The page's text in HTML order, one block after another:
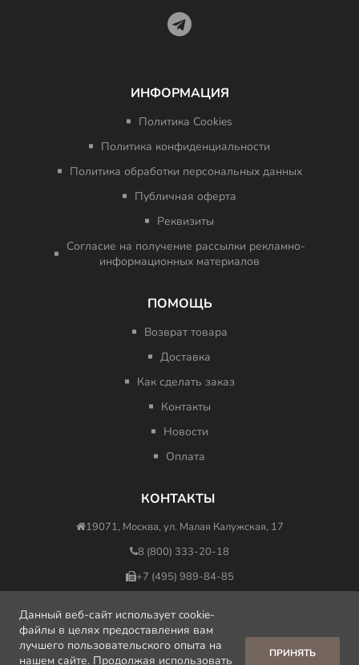
ИНФОРМАЦИЯ
Политика Cookies
Политика конфиденциальности
Политика обработки персональных данных
Публичная оферта
Реквизиты
Согласие на получение рассылки рекламно-
информационных материалов
ПОМОЩЬ
Возврат товара
Доставка
Как сделать заказ
Контакты
Новости
Оплата
КОНТАКТЫ
19071, Москва, ул. Малая Калужская, 17
8 (800) 333-20-18
+7 (495) 989-84-85
Данный веб-сайт использует cookie-
файлы в целях предоставления вам
лучшего пользовательского опыта на
нашем сайте. Продолжая использовать
ПРИНЯТЬ